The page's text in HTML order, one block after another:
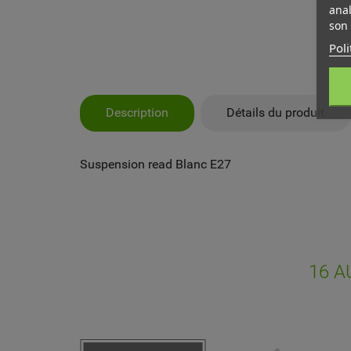
Description Détails du produit
Suspension read Blanc E27
16
son